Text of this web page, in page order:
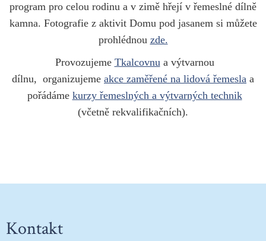
program pro celou rodinu a v zimě hřejí v řemeslné dílně
kamna. Fotografie z aktivit Domu pod jasanem si můžete
prohlédnou zde.
Provozujeme Tkalcovnua výtvarnou
dílnu, organizujeme akce zaměřené na lidová řemesla a
pořádáme kurzy řemeslných a výtvarných technik
(včetně rekvalifikačních).
Kontakt